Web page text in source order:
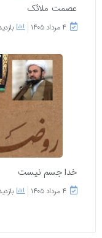
عصمت ملائک
۴ مرداد ۱۴۰۵ بازدید : 70
خدا جسم نیست
۴ مرداد ۱۴۰۵ بازدید : 58